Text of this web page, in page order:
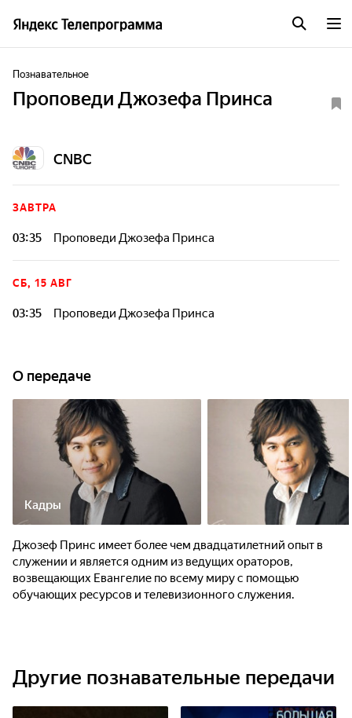
Познавательное
Проповеди Джозефа Принса
CNBC
ЗАВТРА
03:35 Проповеди Джозефа Принса
СБ, 15 АВГ
03:35 Проповеди Джозефа Принса
О передаче
Кадры
Джозеф Принс имеет более чем двадцатилетний опыт в
служении и является одним из ведущих ораторов,
возвещающих Евангелие по всему миру с помощью
обучающих ресурсов и телевизионного служения.
Другие познавательные передачи